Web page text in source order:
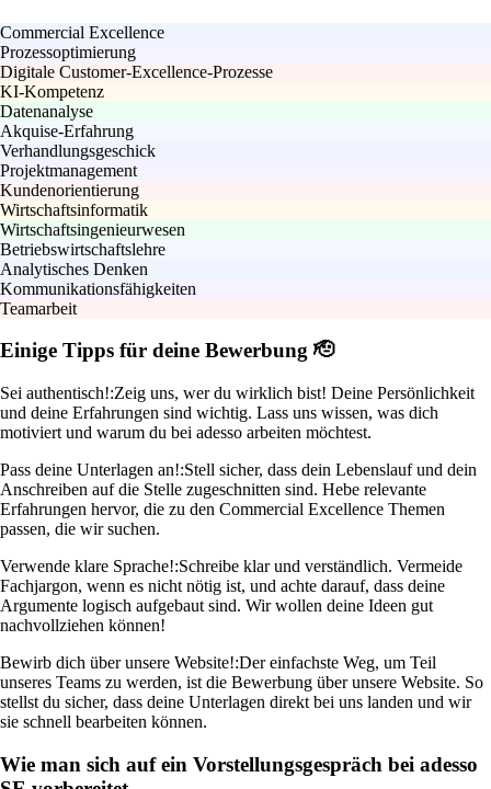
Commercial Excellence
Prozessoptimierung
Digitale Customer-Excellence-Prozesse
KI-Kompetenz
Datenanalyse
Akquise-Erfahrung
Verhandlungsgeschick
Projektmanagement
Kundenorientierung
Wirtschaftsinformatik
Wirtschaftsingenieurwesen
Betriebswirtschaftslehre
Analytisches Denken
Kommunikationsfähigkeiten
Teamarbeit
Einige Tipps für deine Bewerbung 🫡
Sei authentisch!:Zeig uns, wer du wirklich bist! Deine Persönlichkeit
und deine Erfahrungen sind wichtig. Lass uns wissen, was dich
motiviert und warum du bei adesso arbeiten möchtest.
Pass deine Unterlagen an!:Stell sicher, dass dein Lebenslauf und dein
Anschreiben auf die Stelle zugeschnitten sind. Hebe relevante
Erfahrungen hervor, die zu den Commercial Excellence Themen
passen, die wir suchen.
Verwende klare Sprache!:Schreibe klar und verständlich. Vermeide
Fachjargon, wenn es nicht nötig ist, und achte darauf, dass deine
Argumente logisch aufgebaut sind. Wir wollen deine Ideen gut
nachvollziehen können!
Bewirb dich über unsere Website!:Der einfachste Weg, um Teil
unseres Teams zu werden, ist die Bewerbung über unsere Website. So
stellst du sicher, dass deine Unterlagen direkt bei uns landen und wir
sie schnell bearbeiten können.
Wie man sich auf ein Vorstellungsgespräch bei adesso